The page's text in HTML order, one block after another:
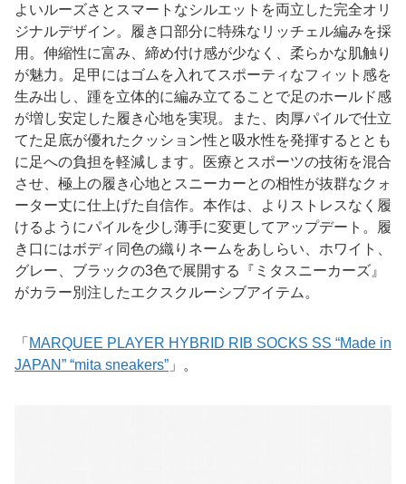
よいルーズさとスマートなシルエットを両立した完全オリ
ジナルデザイン。履き口部分に特殊なリッチェル編みを採
用。伸縮性に富み、締め付け感が少なく、柔らかな肌触り
が魅力。足甲にはゴムを入れてスポーティなフィット感を
生み出し、踵を立体的に編み立てることで足のホールド感
が増し安定した履き心地を実現。また、肉厚パイルで仕立
てた足底が優れたクッション性と吸水性を発揮するととも
に足への負担を軽減します。医療とスポーツの技術を混合
させ、極上の履き心地とスニーカーとの相性が抜群なクォ
ーター丈に仕上げた自信作。本作は、よりストレスなく履
けるようにパイルを少し薄手に変更してアップデート。履
き口にはボディ同色の織りネームをあしらい、ホワイト、
グレー、ブラックの3色で展開する『ミタスニーカーズ』
がカラー別注したエクスクルーシブアイテム。
「 MARQUEE PLAYER HYBRID RIB SOCKS SS “Made in
JAPAN” “mita sneakers” 」。